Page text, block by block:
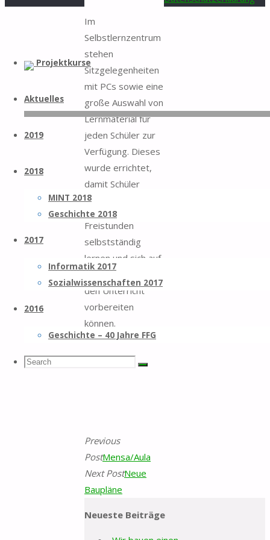
for:
Projektkurse
Aktuelles
2019
2018
MINT 2018
Geschichte 2018
2017
Informatik 2017
Sozialwissenschaften 2017
2016
Geschichte – 40 Jahre FFG
Search
Search
Search
Im
Selbstlernzentrum
stehen
Sitzgelegenheiten
mit PCs sowie eine
große Auswahl von
Lernmaterial für
jeden Schüler zur
Verfügung. Dieses
wurde errichtet,
damit Schüler
in ihren
Freistunden
selbstständig
lernen und sich auf
Klausuren oder
den Unterricht
vorbereiten
können.
Previous
PostMensa/Aula
Next PostNeue
Baupläne
Neueste Beiträge